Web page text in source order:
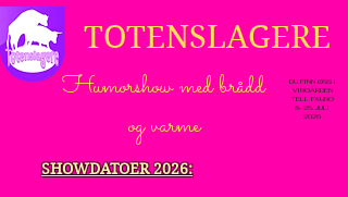
TOTENSLAGERE
DU FINN ØSS I
VINGÅRDEN
TELL FAUNO
8.-25. JULI
2026
Humorshow med brådd
og varme
SHOWDATOER 2026: